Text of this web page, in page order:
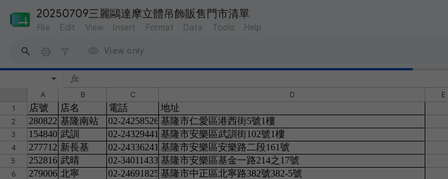
20250709三麗鷗達摩立體吊飾販售門市清單
File Edit View Insert Format Data Tools Help
View only
A B C D E
1
店號 店名 電話 地址
2 280822 基隆南站 02-24258526 基隆市仁愛區港西街5號1樓
3 154840 武訓 02-24329441 基隆市安樂區武訓街102號1樓
4 277712 新長基 02-24336241 基隆市安樂區安樂路二段161號
5 252816 武晴 02-34011433 基隆市安樂區基金一路214之17號
6 279006 北寧 02-24691825 基隆市中正區北寧路382號382-5號